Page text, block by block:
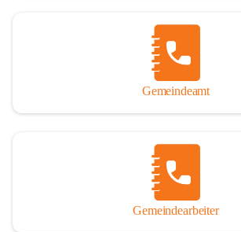
Ausführlichkeit behandelt erscheinen, oder auch
andere Fehler unterlief. Die Autoren haben nach
individuellen Möglichkeiten mit bestem Wissen
Andreas Rohatsch wurde auf das System der
Wo eine genaue Quellenangabe sinnvoll und
sind die entsprechenden Quellenhinweise in
eingearbeitet. Der leichteren Lesbarkeit halber
streng gendergerechten Ausdrucksform Abstand
Gemeindeamt
Gemeindearbeiter